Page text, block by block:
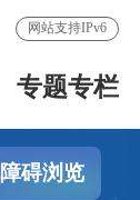
网站支持IPv6
专题专栏
碍浏览